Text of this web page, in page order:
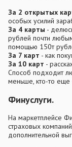
За 2 открытых
особых усилий
За 4 карты -
рублей почти
помощью 150т
За 7 карт - как
За 10 карт -
Способ подходит
меньше, кто-то
Финуслуги.
На маркетплейсе
страховых
дополнительной